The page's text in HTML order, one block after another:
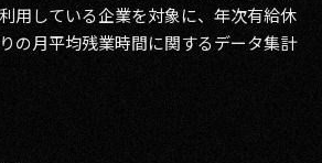
イベント
用している企業を対象に、年次有給休
の月平均残業時間に関するデータ集計